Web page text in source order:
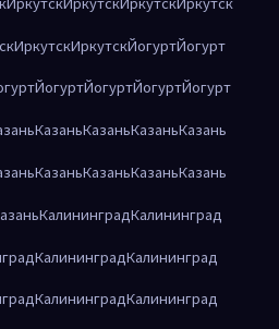
ИркутскИркутскЙогуртЙогурт
ЙогуртЙогуртЙогуртЙогурт
КазаньКазаньКазаньКазань
КазаньКазаньКазаньКазань
КалининградКалининград
КалининградКалининград
КалининградКалининград